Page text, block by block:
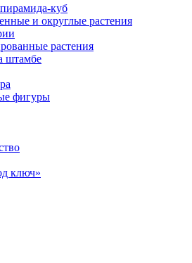
куб
и округлые растения
растения
штамбе
фигуры
ключ»